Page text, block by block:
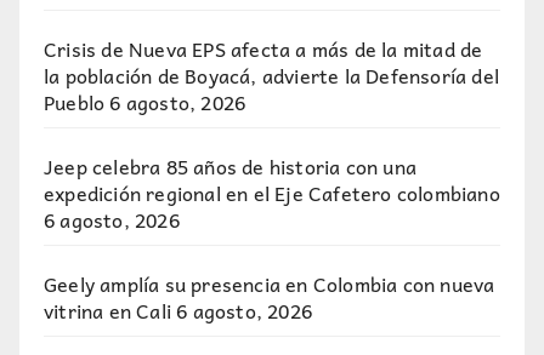
Crisis de Nueva EPS afecta a más de la mitad de
la población de Boyacá, advierte la Defensoría del
Pueblo6 agosto, 2026
Jeep celebra 85 años de historia con una
expedición regional en el Eje Cafetero colombiano
6 agosto, 2026
Geely amplía su presencia en Colombia con nueva
vitrina en Cali 6 agosto, 2026